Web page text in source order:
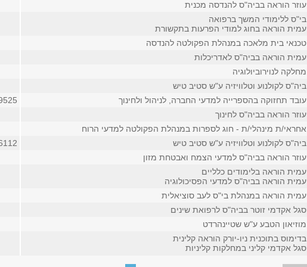
עוזר הוראה בביה"ס להנדסה מכנית
בי"ס ללימודי המשך ברפואה
עמית הוראה בחוג למודי הפרעות בתקשורת
טכנאי בית מלאכה במנהלת הפקולטה להנדסה
עמית הוראה בביה"ס לאדריכלות
מחלקה לנוירוביולוגיה
ביה"ס לקולנוע וטלוויזיה ע"ש סטיב טיש
עובד תחזוקה בהספרייה למדעי החברה, לניהול ולחינוך
עוזר הוראה בביה"ס לחינוך
אחראי/ת מינהלי/ת - חוג לספרות במנהלת הפקולטה למדעי הרוח
ביה"ס לקולנוע וטלוויזיה ע"ש סטיב טיש
עוזר הוראה בביה"ס למדעי הצמח ואבטחת מזון
עמית הוראה בלימודים כלליים
עמית הוראה בביה"ס למדעי הפסיכולוגיה
עמית הוראה במנהלת בי"ס לעב סוציאלית
סגל אקדמי זוטר בביה"ס לרפואת שינים
מוזיאון הטבע ע"ש שטיינהרדט
בדימוס בתוכנית ניו-יורק הוראה קלינית
סגל אקדמי קליני במחלקות קליניות